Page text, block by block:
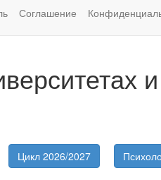
Соглашение
Цикл 2026/2027